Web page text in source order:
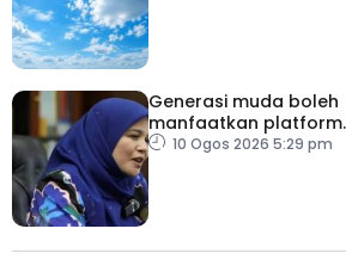
Generasi muda boleh
manfaatkan platform
digital zahir patriotisme
10 Ogos 2026 5:29 pm